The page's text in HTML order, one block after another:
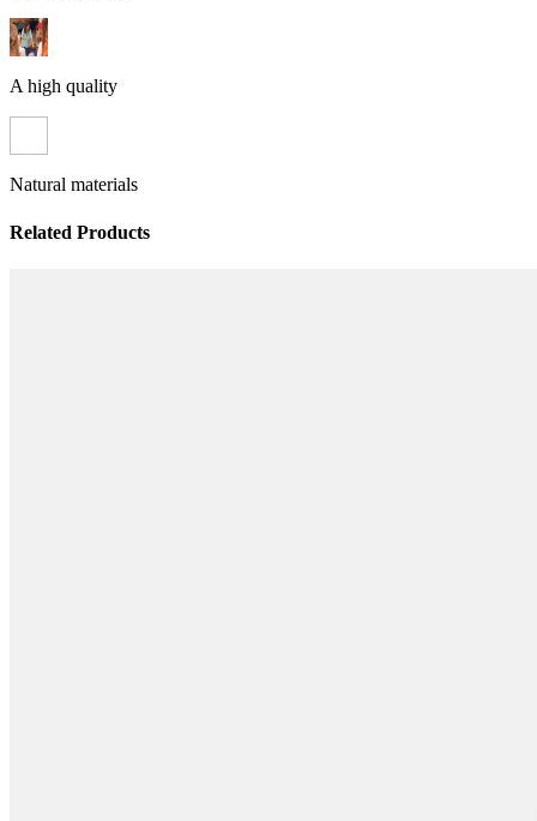
A high quality
Natural materials
Related Products